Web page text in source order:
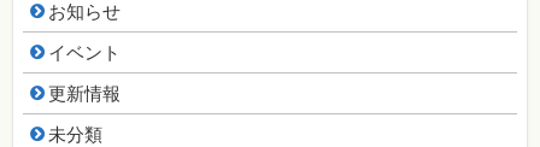
お知らせ
イベント
更新情報
未分類